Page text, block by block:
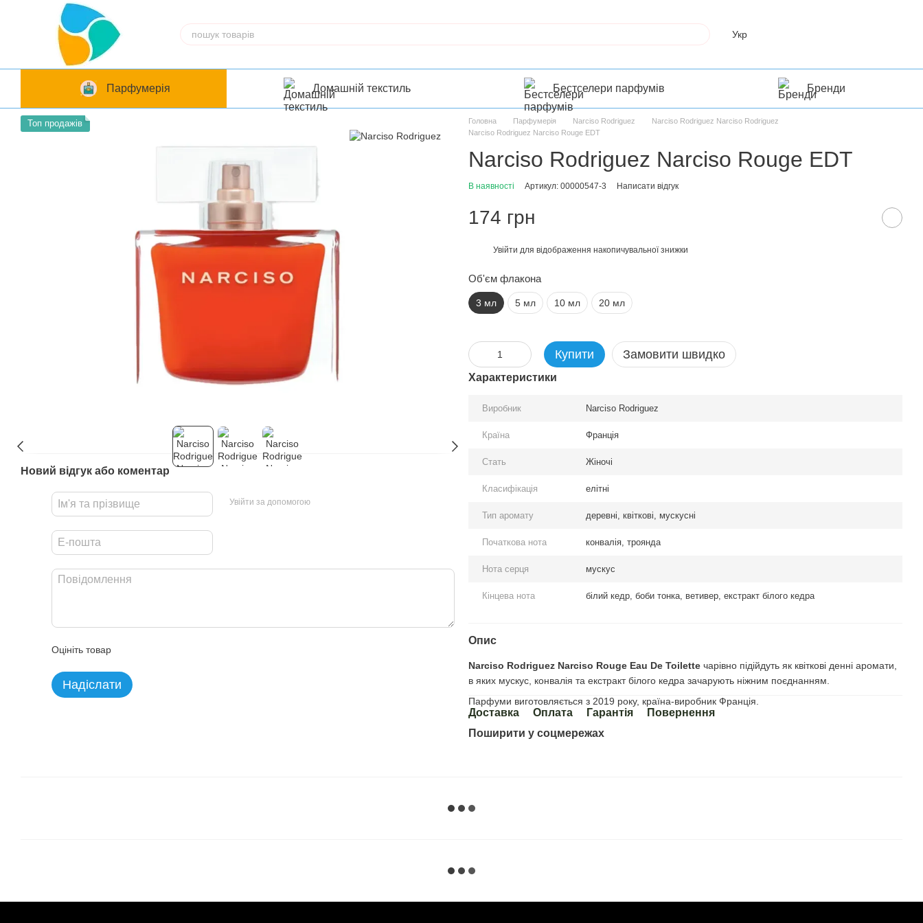
Перейти до основного контенту
Укр
Парфумерія Домашній текстиль Бестселери парфумів Бренди
Топ продажів
Новий відгук або коментар
Увійти за допомогою
Оцініть товар
Надіслати
Головна Парфумерія Narciso Rodriguez
Narciso Rodriguez Narciso Rodriguez
Narciso Rodriguez Narciso Rouge EDT
Narciso Rodriguez Narciso Rouge EDT
В наявності Артикул: 00000547-3 Написати відгук
174 грн
Увійти для відображення накопичувальної знижки
Об'єм флакона
3 мл 5 мл 10 мл 20 мл
Купити Замовити швидко
Характеристики
Виробник Narciso Rodriguez
Країна Франція
Стать Жіночі
Класифікація елітні
Тип аромату деревні, квіткові, мускусні
Початкова нота конвалія, троянда
Нота серця мускус
Кінцева нота білий кедр, боби тонка, ветивер, екстракт білого кедра
Опис
Narciso Rodriguez Narciso Rouge Eau De Toilette чарівно підійдуть як квіткові денні аромати,
в яких мускус, конвалія та екстракт білого кедра зачарують ніжним поєднанням.
Парфуми виготовляється з 2019 року, країна-виробник Франція.
Доставка Оплата Гарантія
Повернення
Поширити у соцмережах